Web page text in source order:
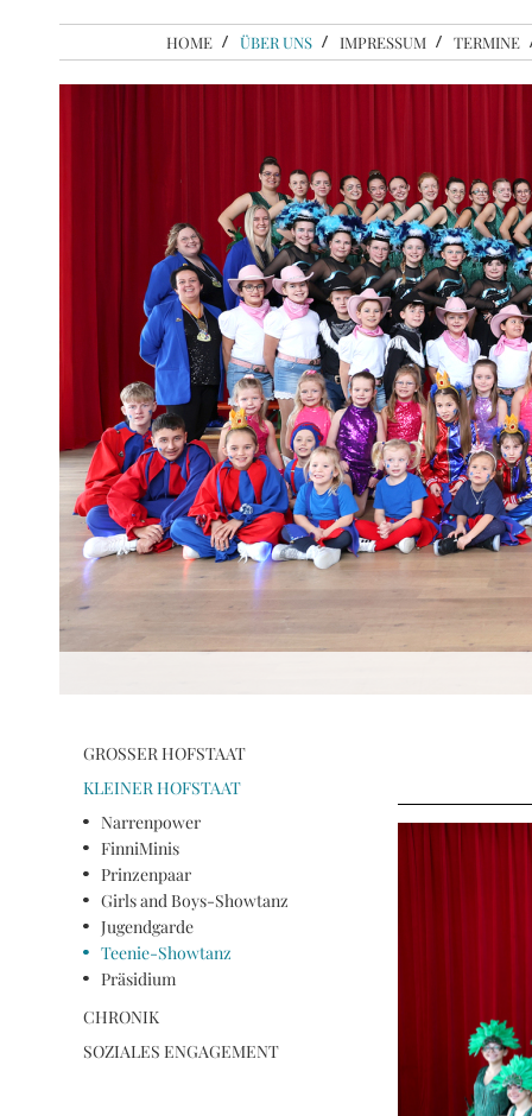
HOME ÜBER UNS IMPRESSUM TERMINE
GROSSER HOFSTAAT
KLEINER HOFSTAAT
Narrenpower
FinniMinis
Prinzenpaar
Girls and Boys-Showtanz
Jugendgarde
Teenie-Showtanz
Präsidium
CHRONIK
SOZIALES ENGAGEMENT